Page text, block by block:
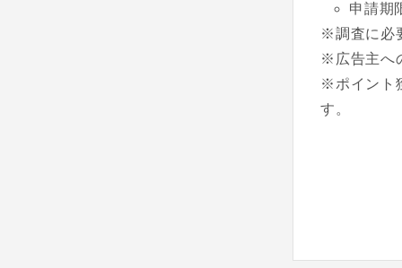
申請期
※調査に必
※広告主へ
※ポイント
す。